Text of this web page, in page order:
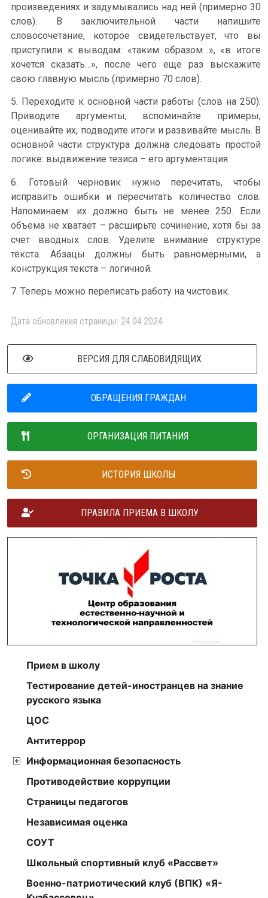
произведениях и задумывались над ней (примерно 30
слов). В заключительной части напишите
словосочетание, которое свидетельствует, что вы
приступили к выводам: «таким образом…», «в итоге
хочется сказать…», после чего еще раз выскажите
свою главную мысль (примерно 70 слов).
5. Переходите к основной части работы (слов на 250).
Приводите аргументы, вспоминайте примеры,
оценивайте их, подводите итоги и развивайте мысль. В
основной части структура должна следовать простой
логике: выдвижение тезиса – его аргументация.
6. Готовый черновик нужно перечитать, чтобы
исправить ошибки и пересчитать количество слов.
Напоминаем: их должно быть не менее 250. Если
объема не хватает – расширьте сочинение, хотя бы за
счет вводных слов. Уделите внимание структуре
текста. Абзацы должны быть равномерными, а
конструкция текста – логичной.
7. Теперь можно переписать работу на чистовик.
Дата обновления страницы: 24.04.2024
ВЕРСИЯ ДЛЯ СЛАБОВИДЯЩИХ
ОБРАЩЕНИЯ ГРАЖДАН
ОРГАНИЗАЦИЯ ПИТАНИЯ
ИСТОРИЯ ШКОЛЫ
ПРАВИЛА ПРИЕМА В ШКОЛУ
Прием в школу
Тестирование детей-иностранцев на знание
русского языка
ЦОС
Антитеррор
Информационная безопасность
Противодействие коррупции
Страницы педагогов
Независимая оценка
СОУТ
Школьный спортивный клуб «Рассвет»
Военно-патриотический клуб (ВПК) «Я-